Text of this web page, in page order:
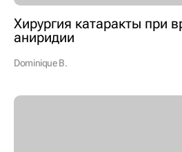
Хирургия катаракты при
аниридии
Dominique B.